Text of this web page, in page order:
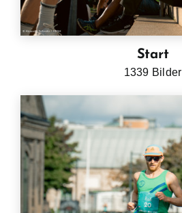
Start
1339 Bilder